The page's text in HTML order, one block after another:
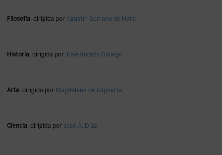
Filosofía, dirigida por Agustín Serrano de Haro
Historia, dirigida por José Andrés Gallego
Arte, dirigida por Magdalena de Lapuerta
Ciencia, dirigida por José A. Díaz